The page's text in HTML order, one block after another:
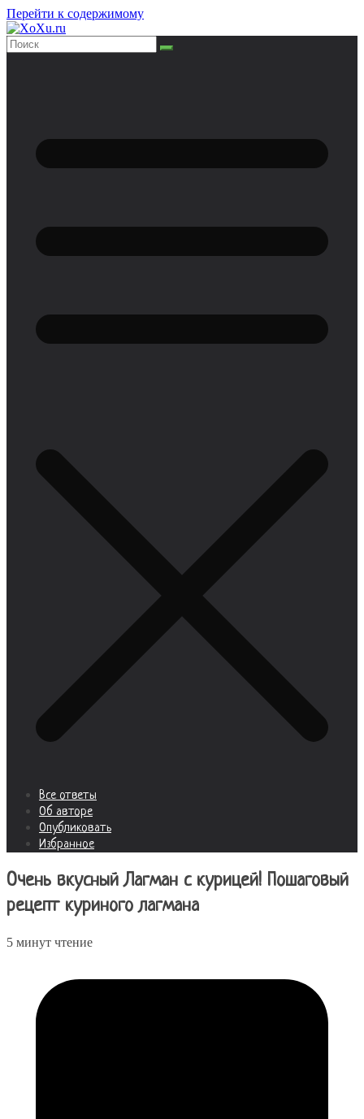
Перейти к содержимому
Все ответы
Об авторе
Опубликовать
Избранное
Очень вкусный Лагман с курицей! Пошаговый
рецепт куриного лагмана
5 минут чтение